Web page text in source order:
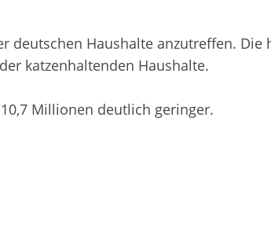
deutschen Haushalte anzutreffen. Die
katzenhaltenden Haushalte.
Millionen deutlich geringer.